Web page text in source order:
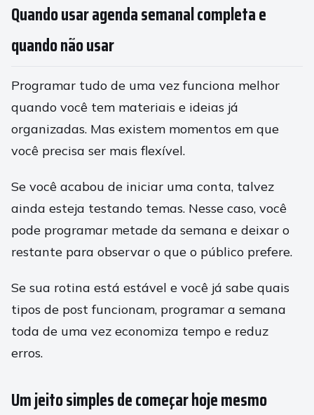
Quando usar agenda semanal completa e
quando não usar
Programar tudo de uma vez funciona melhor
quando você tem materiais e ideias já
organizadas. Mas existem momentos em que
você precisa ser mais flexível.
Se você acabou de iniciar uma conta, talvez
ainda esteja testando temas. Nesse caso, você
pode programar metade da semana e deixar o
restante para observar o que o público prefere.
Se sua rotina está estável e você já sabe quais
tipos de post funcionam, programar a semana
toda de uma vez economiza tempo e reduz
erros.
Um jeito simples de começar hoje mesmo